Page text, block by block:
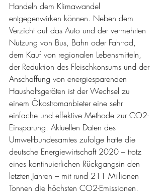
Handeln dem Klimawandel
entgegenwirken können. Neben dem
Verzicht auf das Auto und der vermehrten
Nutzung von Bus, Bahn oder Fahrrad,
dem Kauf von regionalen Lebensmitteln,
der Reduktion des Fleischkonsums und der
Anschaffung von energiesparenden
Haushaltsgeräten ist der Wechsel zu
einem Ökostromanbieter eine sehr
einfache und effektive Methode zur CO2-
Einsparung. Aktuellen Daten des
Umweltbundesamtes zufolge hatte die
deutsche Energiewirtschaft 2020 – trotz
eines kontinuierlichen Rückgangsin den
letzten Jahren – mit rund 211 Millionen
Tonnen die höchsten CO2-Emissionen.